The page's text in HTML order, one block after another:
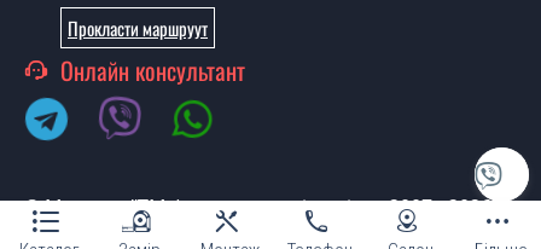
Потрібні металеві двері економ класу,
що порадите?
Кожна наша порада індивідуальна, у тому числі і з
приводу металевих дверей економ класу. Спробуйте
звернутися до наших менеджерів будь-яким зручним
для Вас способом - ми підберемо недорогий варіант.
Потрібні хороші металеві двері,
Прокласти маршруут
Онлайн консультант
© Магазин "ТМ Фаворит двері та вікна 2007 - 2026"